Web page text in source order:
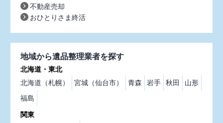
不動産売却
おひとりさま終活
地域から遺品整理業者を探す
北海道・東北
北海道（札幌）
宮城（仙台市） 青森 岩手 秋田
山形
福島
関東